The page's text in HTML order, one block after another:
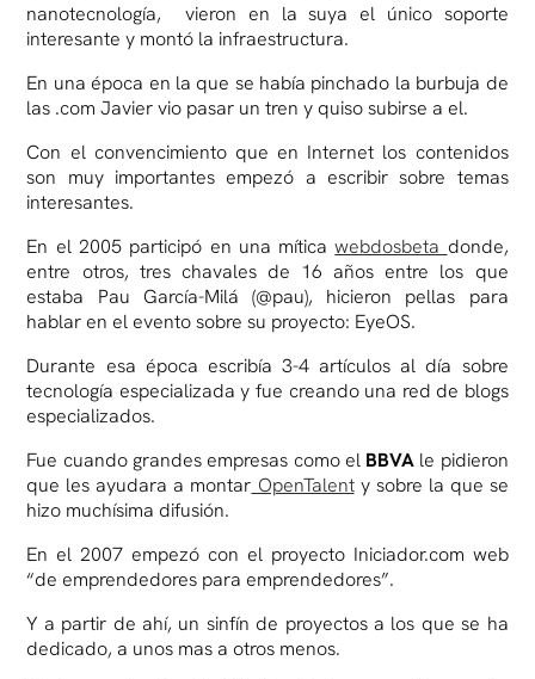
nanotecnología, vieron en la suya el único soporte
interesante y montó la infraestructura.
En una época en la que se había pinchado la burbuja de
las .com Javier vio pasar un tren y quiso subirse a el.
Con el convencimiento que en Internet los contenidos
son muy importantes empezó a escribir sobre temas
interesantes.
En el 2005 participó en una míticawebdosbeta donde,
entre otros, tres chavales de 16 años entre los que
estaba Pau García-Milá (@pau), hicieron pellas para
hablar en el evento sobre su proyecto: EyeOS.
Durante esa época escribía 3-4 artículos al día sobre
tecnología especializada y fue creando una red de blogs
especializados.
Fue cuando grandes empresas como el BBVA le pidieron
que les ayudara a montar OpenTalenty sobre la que se
hizo muchísima difusión.
En el 2007 empezó con el proyecto Iniciador.com web
“de emprendedores para emprendedores”.
Y a partir de ahí, un sinfín de proyectos a los que se ha
dedicado, a unos mas a otros menos.